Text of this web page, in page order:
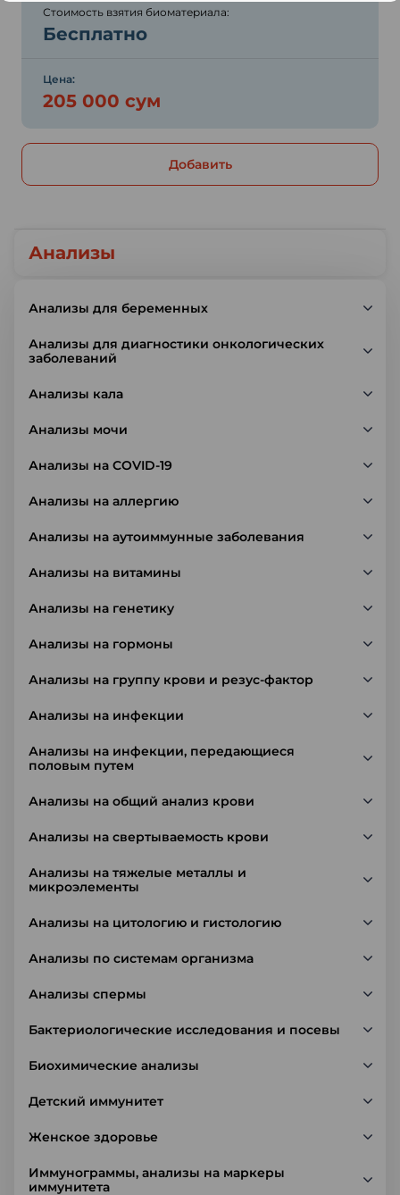
Анализы
Анализы для беременных
Анализы для диагностики онкологических
заболеваний
Анализы кала
Анализы мочи
Анализы на COVID-19
Анализы на аллергию
Анализы на аутоиммунные заболевания
Анализы на витамины
Анализы на генетику
Анализы на гормоны
Анализы на группу крови и резус-фактор
Анализы на инфекции
Анализы на инфекции, передающиеся
половым путем
Анализы на общий анализ крови
Анализы на свертываемость крови
Анализы на тяжелые металлы и
микроэлементы
Анализы на цитологию и гистологию
Анализы по системам организма
Анализы спермы
Бактериологические исследования и посевы
Биохимические анализы
Детский иммунитет
Женское здоровье
Иммунограммы, анализы на маркеры
иммунитета
Стоимость взятия биоматериала:
Бесплатно
Цена:
205 000 сум
Добавить